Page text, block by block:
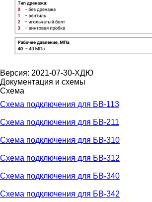
Версия: 2021-07-30-ХДЮ
Документация и схемы
Схема
Схема подключения для БВ-113
Схема подключения для БВ-211
Схема подключения для БВ-310
Схема подключения для БВ-312
Схема подключения для БВ-340
Схема подключения для БВ-342